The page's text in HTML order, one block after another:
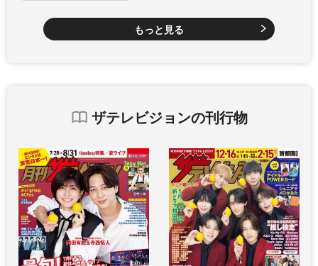
もっと見る
ザテレビジョンの刊行物